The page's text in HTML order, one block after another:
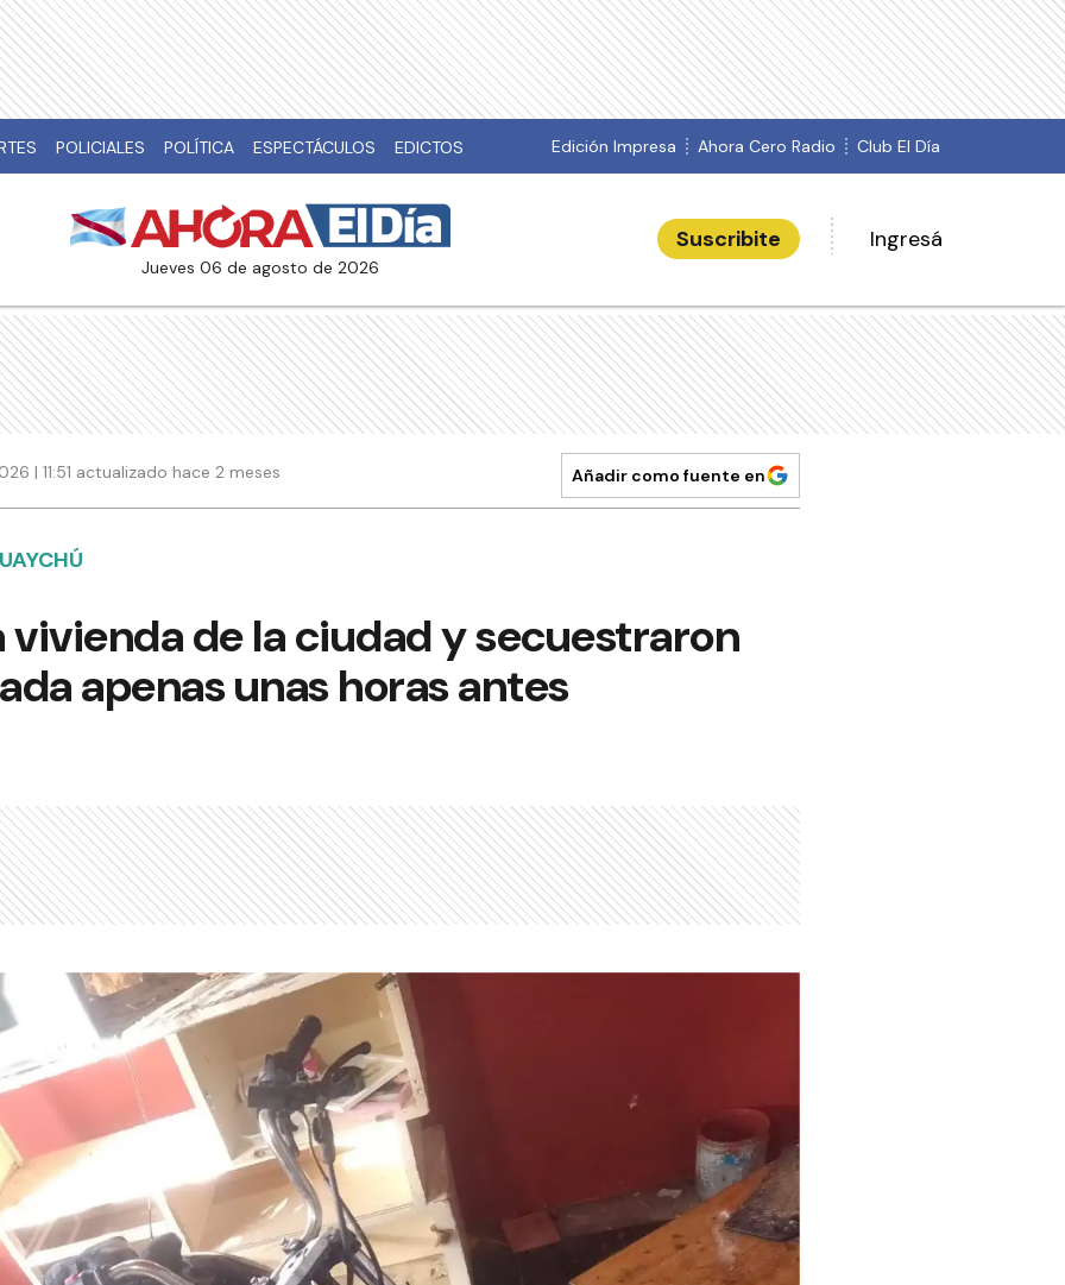
POLICIALES POLÍTICA ESPECTÁCULOS EDICTOS Edición Impresa Ahora Cero Radio Club El Día
jueves 06 de agosto de 2026
Suscribite Ingresá
| 11:51 actualizado hace 2 meses Añadir como fuente en
vivienda de la ciudad y secuestraron
apenas unas horas antes